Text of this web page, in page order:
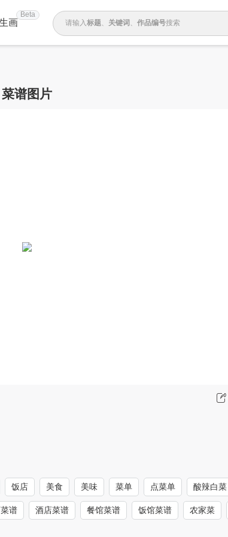
画
Beta
请输入标题、 关键词 、 作品编号搜索
菜谱图片
饭店 美食 美味 菜单 点菜单 酸辣白菜
谱 酒店菜谱 餐馆菜谱 饭馆菜谱 农家菜